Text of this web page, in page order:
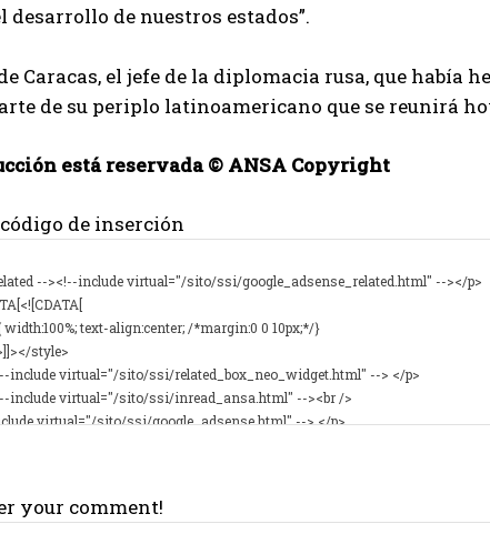
I WANT IN
desarrollo de nuestros estados”.
Caracas, el jefe de la diplomacia rusa, que había
de su periplo latinoamericano que se reunirá
está reservada © ANSA Copyright
de inserción
your comment!